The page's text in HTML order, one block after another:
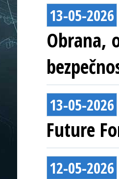
13-05-2026
Obrana,
13-05-2026
Future
12-05-2026